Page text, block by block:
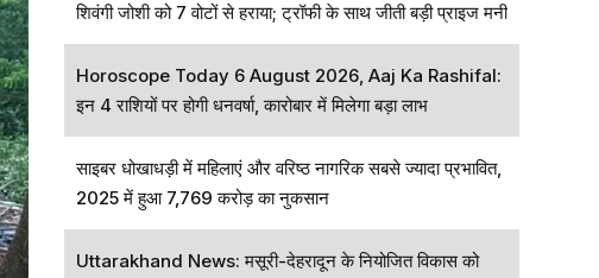
शिवंगी जोशी को 7 वोटों से हराया; ट्रॉफी के साथ जीती बड़ी प्राइज मनी
Horoscope Today 6 August 2026, Aaj Ka Rashifal:
इन 4 राशियों पर होगी धनवर्षा, कारोबार में मिलेगा बड़ा लाभ
साइबर धोखाधड़ी में महिलाएं और वरिष्ठ नागरिक सबसे ज्यादा प्रभावित,
2025 में हुआ 7,769 करोड़ का नुकसान
Uttarakhand News: मसूरी-देहरादून के नियोजित विकास को